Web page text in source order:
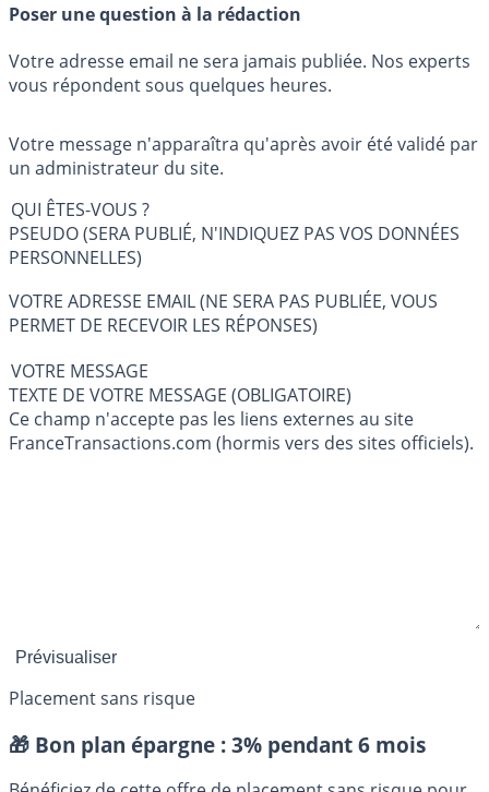
Poser une question à la rédaction
Votre adresse email ne sera jamais publiée. Nos experts
vous répondent sous quelques heures.
Votre message n'apparaîtra qu'après avoir été validé par
un administrateur du site.
QUI ÊTES-VOUS ?
PSEUDO (SERA PUBLIÉ, N'INDIQUEZ PAS VOS DONNÉES
PERSONNELLES)
VOTRE ADRESSE EMAIL (NE SERA PAS PUBLIÉE, VOUS
PERMET DE RECEVOIR LES RÉPONSES)
VOTRE MESSAGE
TEXTE DE VOTRE MESSAGE (OBLIGATOIRE)
Ce champ n'accepte pas les liens externes au site
FranceTransactions.com (hormis vers des sites officiels).
Placement sans risque
🎁 Bon plan épargne : 3% pendant 6 mois